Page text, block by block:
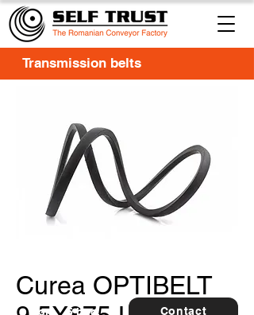
Curea OPTIBELT
Transmission belts
Contact
For
5 buc.